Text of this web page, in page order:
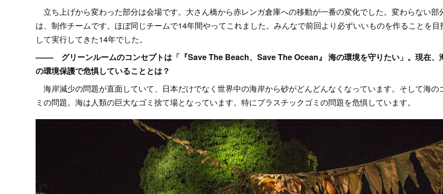
立ち上げから変わった部分は会場です。大さん橋から赤レンガ倉庫への移動が一番の変化でした。変わらない部
は、制作チームです。ほぼ同じチームで14年間やってこれました。みんなで前回より必ずいいものを作ることを目
して実行してきた14年でした。
–––– グリーンルームのコンセプトは「『Save The Beach、Save The Ocean』 海の環境を守りたい」。現在、
の環境保護で危惧していることとは？
海岸減少の問題が直面していて、日本だけでなく世界中の海岸から砂がどんどんなくなっています。そして海の
ミの問題。海は人類の巨大なゴミ捨て場となっています。特にプラスチックゴミの問題を危惧しています。